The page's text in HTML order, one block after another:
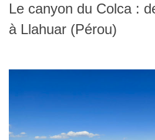
Le canyon du Colca :
à Llahuar (Pérou)